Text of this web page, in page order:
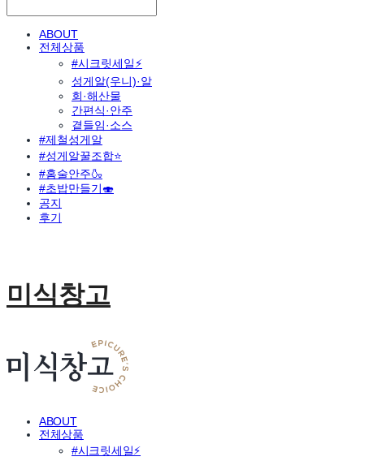
ABOUT
전체상품
#시크릿세일⚡
성게알(우니)·알
회·해산물
간편식·안주
곁들임·소스
#제철성게알
#성게알꿀조합⭐
#홈술안주🍶
#초밥만들기🍣
공지
후기
미식창고
ABOUT
전체상품
#시크릿세일⚡